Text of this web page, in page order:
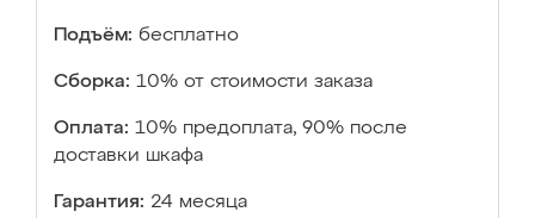
Подъём: бесплатно
Сборка: 10% от стоимости заказа
Оплата: 10% предоплата, 90% после
доставки шкафа
Гарантия: 24 месяца